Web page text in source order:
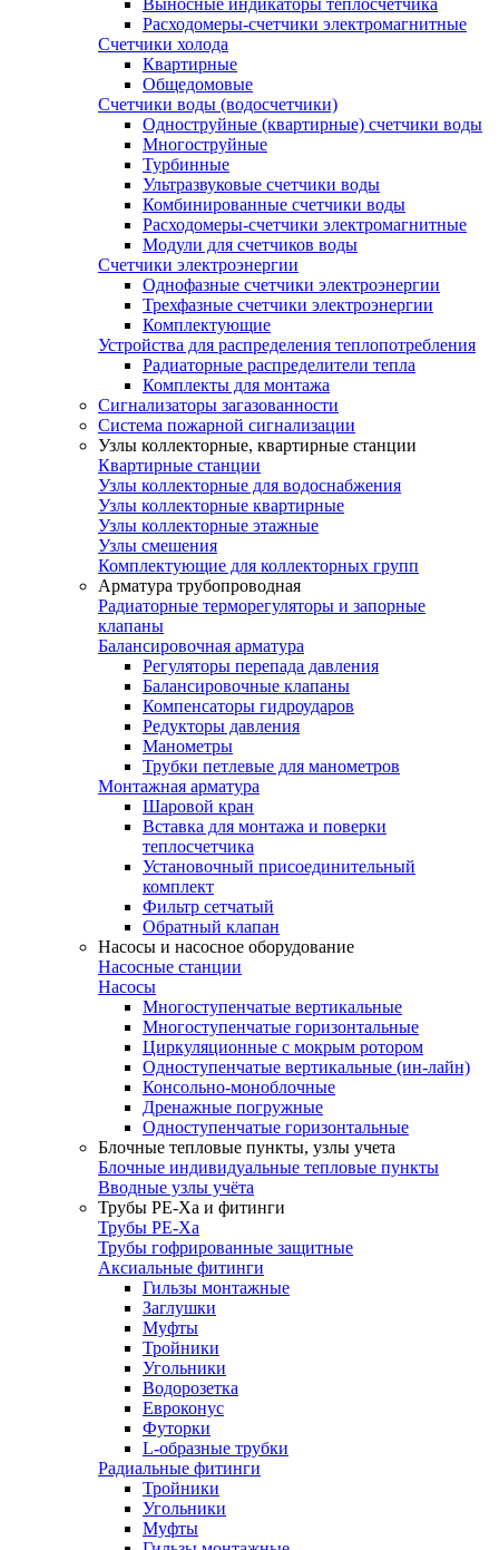
Выносные индикаторы теплосчетчика
Расходомеры-счетчики электромагнитные
Счетчики холода
Квартирные
Общедомовые
Счетчики воды (водосчетчики)
Одноструйные (квартирные) счетчики воды
Многоструйные
Турбинные
Ультразвуковые счетчики воды
Комбинированные счетчики воды
Расходомеры-счетчики электромагнитные
Модули для счетчиков воды
Счетчики электроэнергии
Однофазные счетчики электроэнергии
Трехфазные счетчики электроэнергии
Комплектующие
Устройства для распределения теплопотребления
Радиаторные распределители тепла
Комплекты для монтажа
Сигнализаторы загазованности
Система пожарной сигнализации
Узлы коллекторные, квартирные станции
Квартирные станции
Узлы коллекторные для водоснабжения
Узлы коллекторные квартирные
Узлы коллекторные этажные
Узлы смешения
Комплектующие для коллекторных групп
Арматура трубопроводная
Радиаторные терморегуляторы и запорные
клапаны
Балансировочная арматура
Регуляторы перепада давления
Балансировочные клапаны
Компенсаторы гидроударов
Редукторы давления
Манометры
Трубки петлевые для манометров
Монтажная арматура
Шаровой кран
Вставка для монтажа и поверки
теплосчетчика
Установочный присоединительный
комплект
Фильтр сетчатый
Обратный клапан
Насосы и насосное оборудование
Насосные станции
Насосы
Многоступенчатые вертикальные
Многоступенчатые горизонтальные
Циркуляционные с мокрым ротором
Одноступенчатые вертикальные (ин-лайн)
Консольно-моноблочные
Дренажные погружные
Одноступенчатые горизонтальные
Блочные тепловые пункты, узлы учета
Блочные индивидуальные тепловые пункты
Вводные узлы учёта
Трубы РЕ-Ха и фитинги
Трубы РЕ-Ха
Трубы гофрированные защитные
Аксиальные фитинги
Гильзы монтажные
Заглушки
Муфты
Тройники
Угольники
Водорозетка
Евроконус
Футорки
L-образные трубки
Радиальные фитинги
Тройники
Угольники
Муфты